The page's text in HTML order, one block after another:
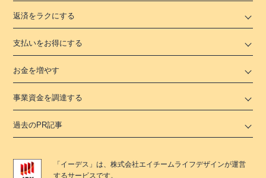
返済をラクにする
支払いをお得にする
お金を増やす
事業資金を調達する
過去のPR記事
「 イーデス 」は、株式会社エイチームライフデザインが運営
するサービスです。